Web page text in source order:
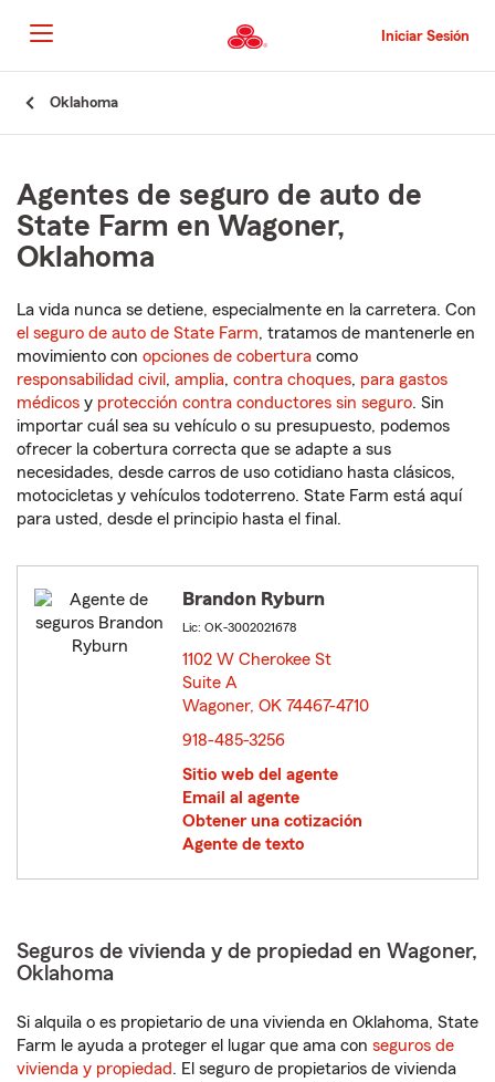
al
contenido
principal
Iniciar Sesión
Oklahoma
Agentes de seguro de auto de
State Farm en Wagoner,
Oklahoma
La vida nunca se detiene, especialmente en la carretera. Con
el seguro de auto de State Farm, tratamos de mantenerle en
movimiento con opciones de cobertura como
responsabilidad civil , amplia, contra choques, para gastos
médicos y protección contra conductores sin seguro. Sin
importar cuál sea su vehículo o su presupuesto, podemos
ofrecer la cobertura correcta que se adapte a sus
necesidades, desde carros de uso cotidiano hasta clásicos,
motocicletas y vehículos todoterreno. State Farm está aquí
para usted, desde el principio hasta el final.
Brandon Ryburn
Lic: OK-3002021678
1102 W Cherokee St
Suite A
Wagoner, OK 74467-4710
918-485-3256
Sitio web del agente
Email al agente
Obtener una cotización
Agente de texto
Seguros de vivienda y de propiedad en Wagoner,
Oklahoma
Si alquila o es propietario de una vivienda en Oklahoma, State
Farm le ayuda a proteger el lugar que ama con seguros de
vivienda y propiedad. El seguro de propietarios de vivienda